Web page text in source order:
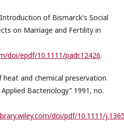
Introduction of Bismarck's Social
on Marriage and Fertility in
doi/epdf/10.1111/padr.12426.
heat and chemical preservation
Bacteriology” 1991, no.
doi/pdf/10.1111/